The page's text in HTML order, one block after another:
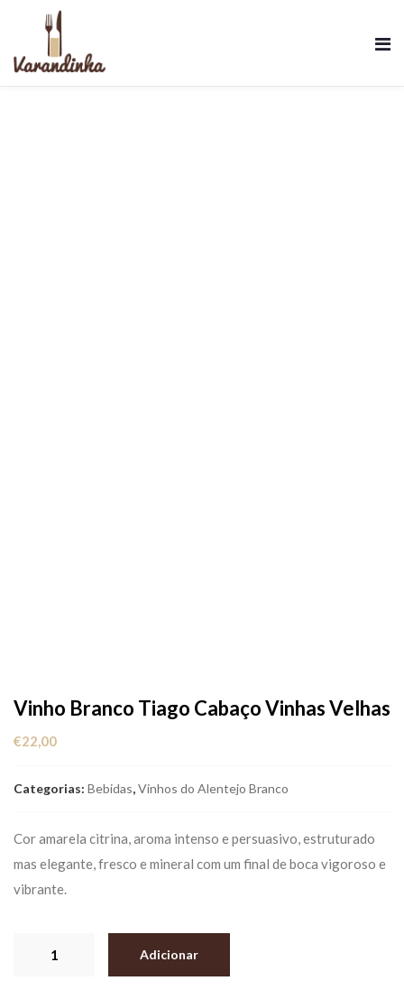
Vinho Branco Tiago Cabaço Vinhas Velhas
€22,00
Categorias: Bebidas,Vinhos do Alentejo Branco
Cor amarela citrina, aroma intenso e persuasivo, estruturado
mas elegante, fresco e mineral com um final de boca vigoroso e
vibrante.
Adicionar